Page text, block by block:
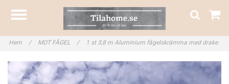
Hem / MOT FÅGEL / 1 st 3,8 m Aluminium fågelskrämma med drake.